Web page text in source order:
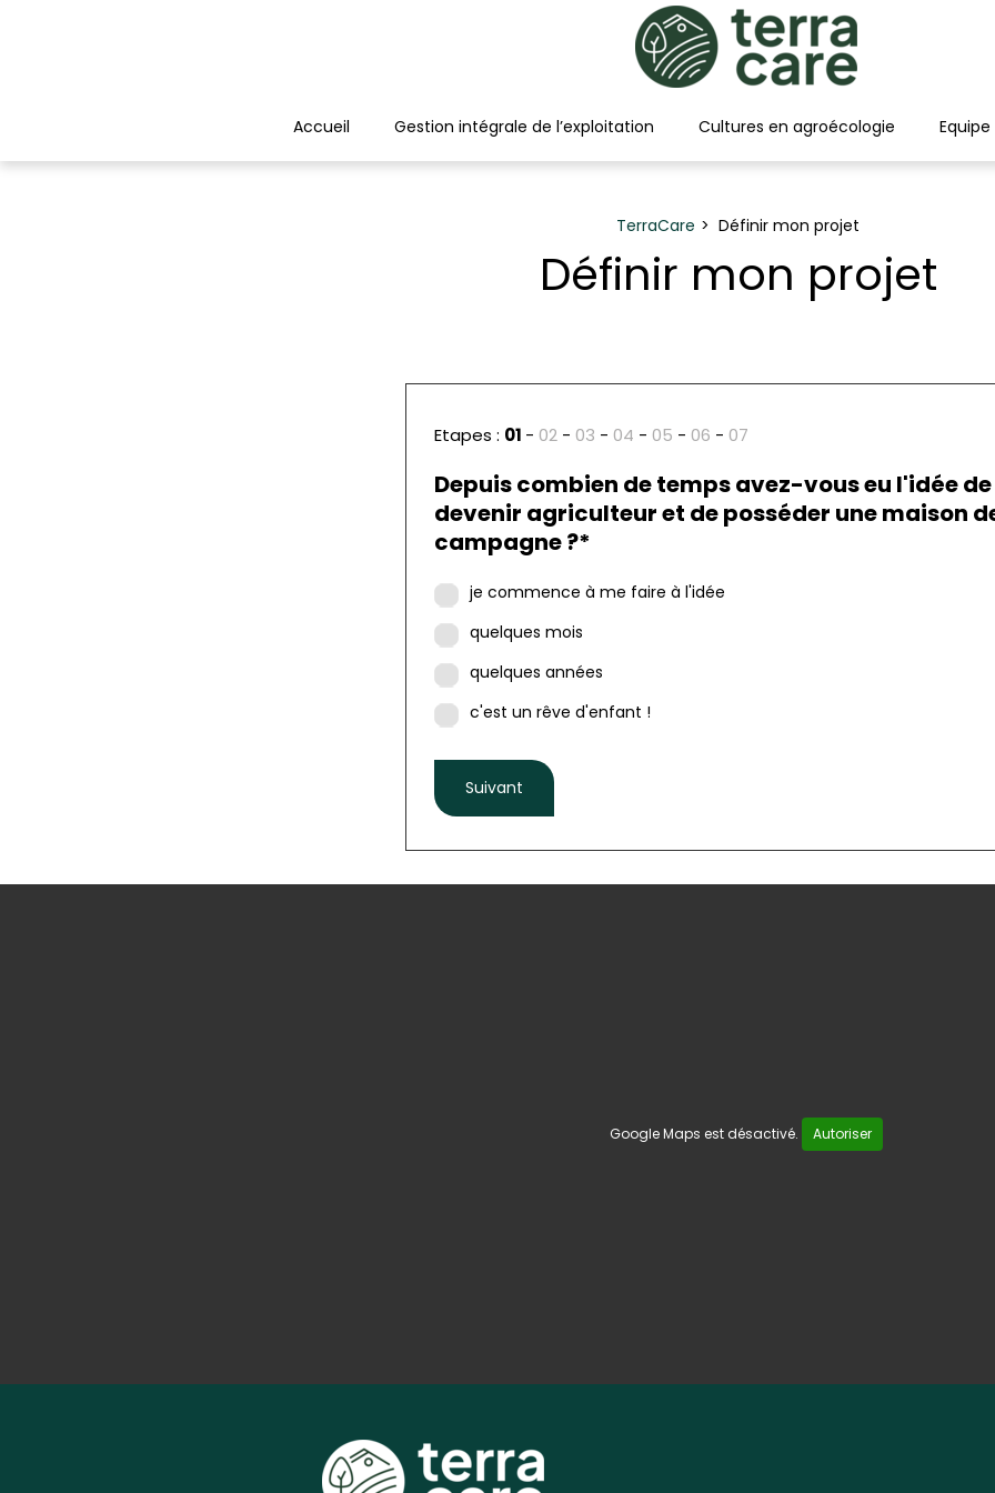
Accueil Gestion intégrale de l’exploitation Cultures en agroécologie Equipe
TerraCare Définir mon projet
Définir mon projet
Etapes : 01 - 02 - 03 - 04 - 05 - 06 - 07
Depuis combien de temps avez-vous eu l'idée de
devenir agriculteur et de posséder une maison
campagne ?*
je commence à me faire à l'idée
quelques mois
quelques années
c'est un rêve d'enfant !
Suivant
Google Maps est désactivé. Autoriser